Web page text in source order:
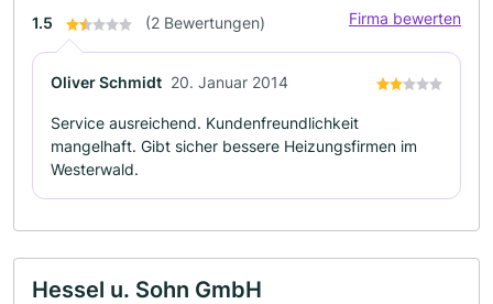
1.5 (2 Bewertungen) Firma bewerten
Oliver Schmidt 20. Januar 2014
Service ausreichend. Kundenfreundlichkeit
mangelhaft. Gibt sicher bessere Heizungsfirmen im
Westerwald.
Hessel u. Sohn GmbH